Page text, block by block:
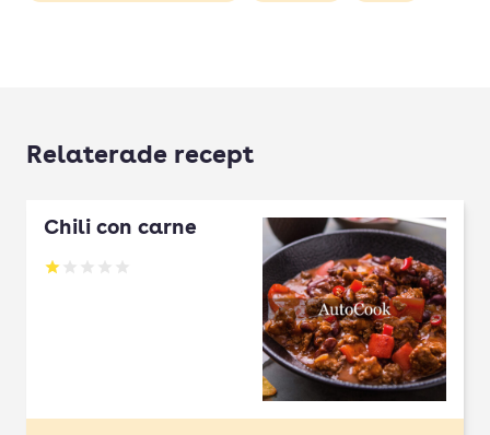
Relaterade recept
Chili con carne
Betyg: 1 av 5